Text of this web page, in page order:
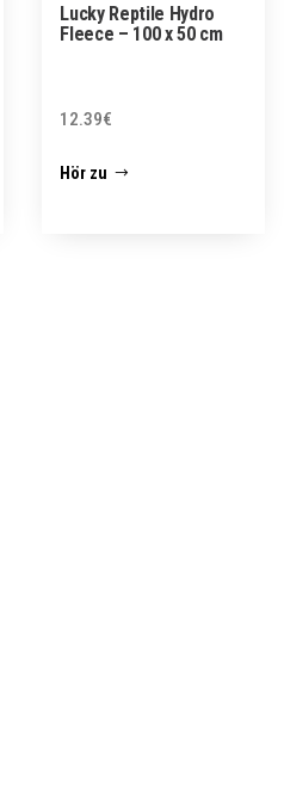
Lucky Reptile Hydro
Fleece – 100 x 50 cm
12.39€
Hör zu